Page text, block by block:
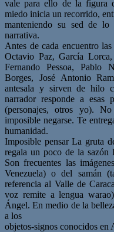
vale para ello de la figura
miedo inicia un recorrido,
manteniendo su sed de lo
narrativa.
Antes de cada encuentro
Octavio Paz, García
Fernando Pessoa, Pablo
Borges, José Antonio
antesala y sirven de hilo
narrador responde a esas
(personajes, otros yo).
imposible negarse. Te
humanidad.
Imposible pensar La gruta
regala un poco de la sazón
Son frecuentes las
Venezuela) o del samán
referencia al Valle de
voz remite a lengua
Ángel. En medio de la
a los
objetos-signos conocidos en